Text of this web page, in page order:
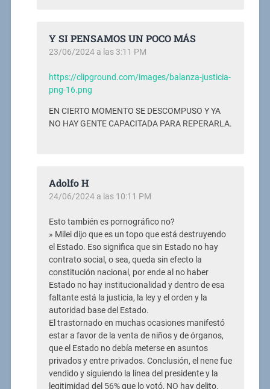
Y SI PENSAMOS UN POCO MÁS
23/06/2024 a las 3:11 PM
https://clipground.com/images/balanza-justicia-
png-16.png
EN CIERTO MOMENTO SE DESCOMPUSO Y YA
NO HAY GENTE CAPACITADA PARA REPERARLA.
Adolfo H
24/06/2024 a las 10:11 PM
Esto también es pornográfico no?
» Milei dijo que es un topo que está destruyendo
el Estado. Eso significa que sin Estado no hay
contrato social, o sea, queda sin efecto la
constitución nacional, por ende al no haber
Estado no hay institucionalidad y dentro de esa
faltante está la justicia, la ley y el orden y la
autoridad base del Estado.
El trastornado en muchas ocasiones manifestó
estar a favor de la venta de niños y de órganos,
que el Estado no debía meterse en asuntos
privados y entre privados. Conclusión, el nene fue
vendido y siguiendo la línea del presidente y la
legitimidad del 56% que lo votó, NO hay delito.